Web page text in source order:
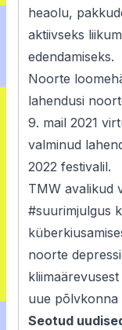
heaolu,
aktiivseks
edendamiseks.
Noorte
lahendusi
9. mail 2021
valminud
2022 festivalil.
TMW avalikud
#suurimjulgus
noorte
uue põlvkonna
Seotud